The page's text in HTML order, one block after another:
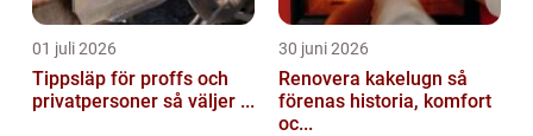
01 juli 2026
Tippsläp för proffs och
privatpersoner så väljer ...
30 juni 2026
Renovera kakelugn så
förenas historia, komfort
oc...